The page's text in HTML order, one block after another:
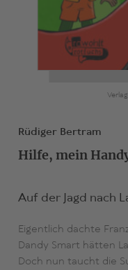
Rüdiger Bertram
Hilfe, mein
Auf der Jagd nach
Eigentlich dachte
Dandy Smart hätten
Doch nun taucht die